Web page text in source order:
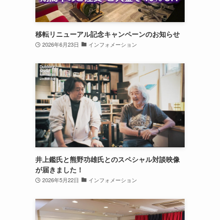
移転リニューアル記念キャンペーンのお知らせ
2026年6月23日 インフォメーション
井上鑑氏と熊野功雄氏とのスペシャル対談映像
が届きました！
2026年5月22日 インフォメーション